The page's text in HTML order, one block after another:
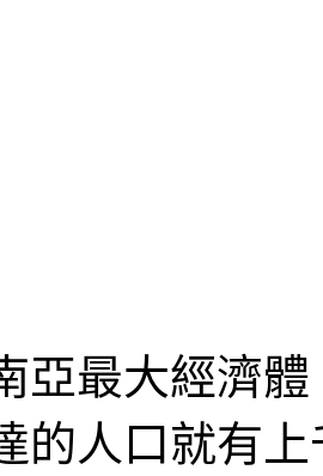
亞最大經濟
的人口就有